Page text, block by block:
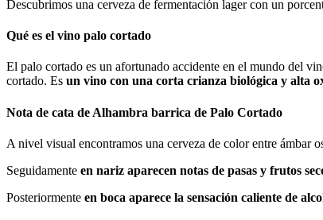
Descubrimos una cerveza de fermentación lager con un
Qué es el vino palo cortado
El palo cortado es un afortunado accidente en el mundo del
cortado. Es un vino con una corta crianza biológica y alta
Nota de cata de Alhambra barrica de Palo Cortado
A nivel visual encontramos una cerveza de color entre ámbar
Seguidamente en nariz aparecen notas de pasas y frutos
Posteriormente en boca aparece la sensación caliente de